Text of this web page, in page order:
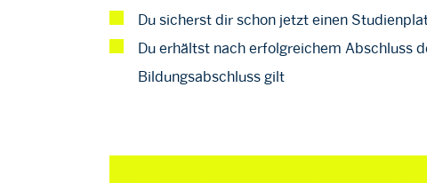
Du sicherst dir schon jetzt einen
Du erhältst nach erfolgreichem Abschluss
Bildungsabschluss gilt